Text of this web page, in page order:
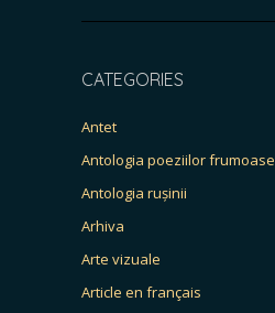
CATEGORIES
Antet
Antologia poeziilor frumoase
Antologia rușinii
Arhiva
Arte vizuale
Article en français